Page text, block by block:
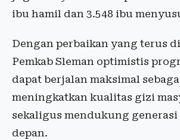
ibu hamil dan 3.548 ibu
Dengan perbaikan yang terus
Pemkab Sleman optimistis
dapat berjalan maksimal
meningkatkan kualitas gizi
sekaligus mendukung generasi
depan.